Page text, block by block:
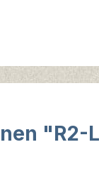
"R2-